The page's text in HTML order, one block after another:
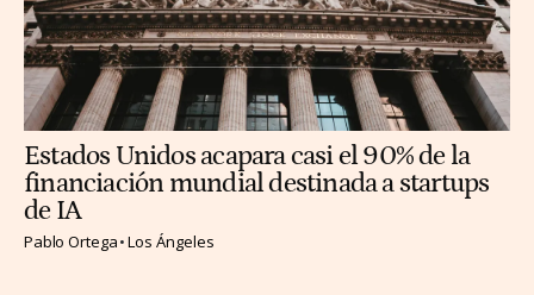
Estados Unidos acapara casi el 90% de la
financiación mundial destinada a startups
de IA
Pablo Ortega Los Ángeles